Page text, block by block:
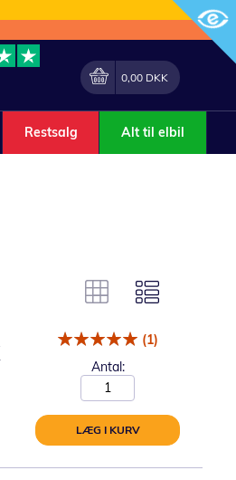
Min indkøbskurv
0,00 DKK
Restsalg Alt til elbil
(1)
Antal:
LÆG I KURV